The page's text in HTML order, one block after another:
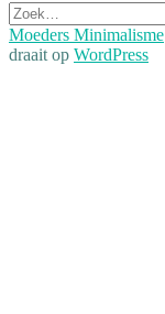
Zoek
naar:
Moeders Minimalisme
draait op WordPress